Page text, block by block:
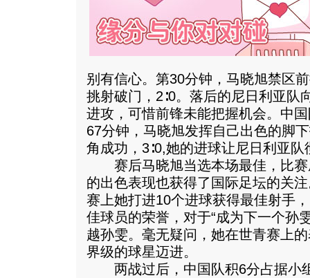
别有信心。第30分钟，马晓旭禁区
挑射破门，2∶0。落后的尼日利亚队
进攻，可惜前锋未能把握机会。中
67分钟，马晓旭发挥自己出色的脚
角成功，3∶0,她的进球让尼日利亚
赛后马晓旭当选本场最佳，比赛
的出色表现也获得了国际足坛的关
赛上她打进10个进球获得最佳射手
佳球员的荣誉，对于“成为下一个孙
越孙雯。毫无疑问，她在世青赛上
界级的球星迈进。
两战过后，中国队积6分占据小